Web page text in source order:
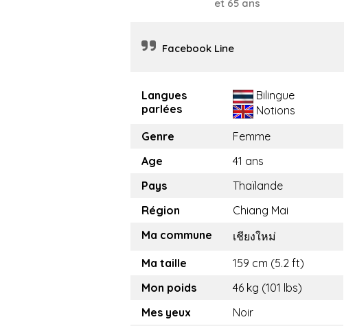
et 65 ans
Facebook Line​
Langues
parlées
Bilingue
Notions
Genre
Femme
Age
41 ans
Pays
Thaïlande
Région
Chiang Mai
Ma commune
เชียงใหม่​
Ma taille
159 cm (5.2 ft)
Mon poids
46 kg (101 lbs)
Mes yeux
Noir